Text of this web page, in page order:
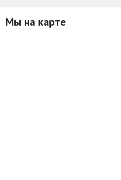
Мы на карте